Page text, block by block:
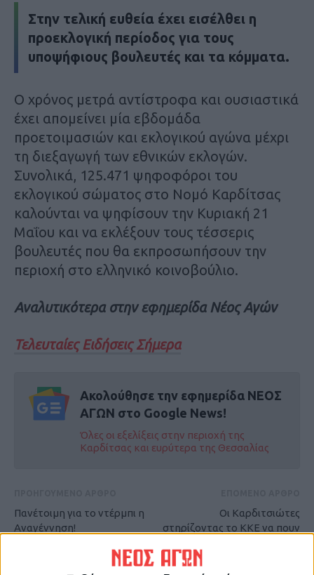
Στην τελική ευθεία έχει εισέλθει η
προεκλογική περίοδος για τους
υποψήφιους βουλευτές και τα κόμματα.
Ο χρόνος μετρά αντίστροφα και ουσιαστικά
έχει απομείνει μία εβδομάδα
προετοιμασιών και εκλογικού αγώνα μέχρι
τη διεξαγωγή των εθνικών εκλογών.
Συνολικά, 125.471 ψηφοφόροι του
εκλογικού σώματος στο Νομό Καρδίτσας
καλούνται να ψηφίσουν την Κυριακή 21
Mαΐου και να εκλέξουν τους τέσσερις
βουλευτές που θα εκπροσωπήσουν την
περιοχή στο ελληνικό κοινοβούλιο.
Αναλυτικότερα στην εφημερίδα Νέος Αγών
Τελευταίες Ειδήσεις Σήμερα
Ακολούθησε την εφημερίδα ΝΕΟΣ
ΑΓΩΝ στο Google News!
Όλες οι εξελίξεις στην περιοχή της
Καρδίτσας και ευρύτερα της Θεσσαλίας
Πανέτοιμη για το ντέρμπι η
Αναγέννηση!
Οι Καρδιτσιώτες
στηρίζοντας το ΚΚΕ να πουν